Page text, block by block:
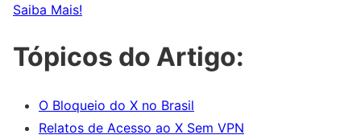
Saiba Mais!
Tópicos do Artigo:
O Bloqueio do X no Brasil
Relatos de Acesso ao X Sem VPN